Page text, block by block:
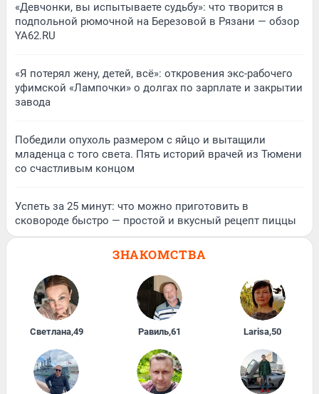
«Девчонки, вы испытываете судьбу»: что творится в
подпольной рюмочной на Березовой в Рязани — обзор
YA62.RU
«Я потерял жену, детей, всё»: откровения экс-рабочего
уфимской «Лампочки» о долгах по зарплате и закрытии
завода
Победили опухоль размером с яйцо и вытащили
младенца с того света. Пять историй врачей из Тюмени
со счастливым концом
Успеть за 25 минут: что можно приготовить в
сковороде быстро — простой и вкусный рецепт пиццы
ЗНАКОМСТВА
Светлана,49 Равиль,61 Larisa,50